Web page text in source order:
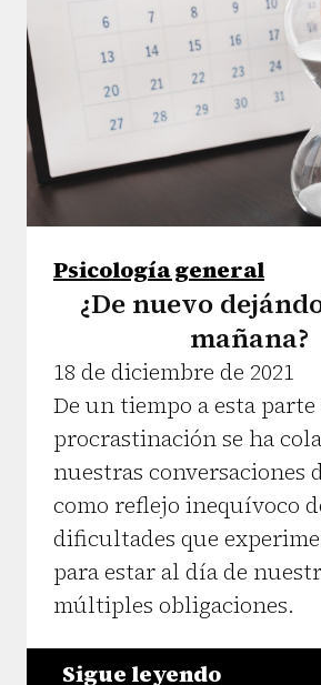
Psicología general
¿De nuevo
mañana?
18 de diciembre de 2021
De un tiempo a esta
procrastinación se ha
nuestras conversaciones
como reflejo inequívoco
dificultades que
para estar al día de
múltiples obligaciones.
Sigue leyendo